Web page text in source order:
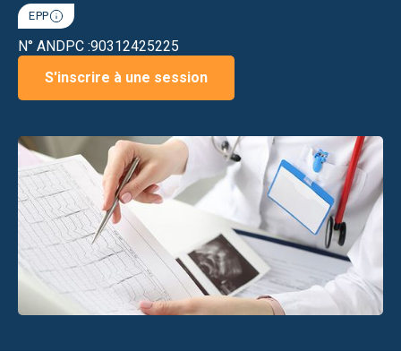
EPP
N° ANDPC :90312425225
S'inscrire à une session